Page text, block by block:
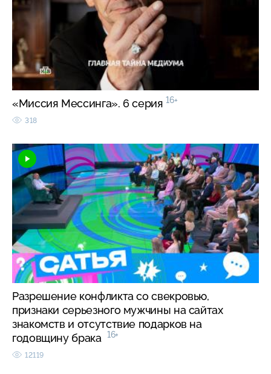
«Миссия Мессинга». 6 серия 16+
318
Разрешение конфликта со свекровью,
признаки серьезного мужчины на сайтах
знакомств и отсутствие подарков на
годовщину брака
16+
12119